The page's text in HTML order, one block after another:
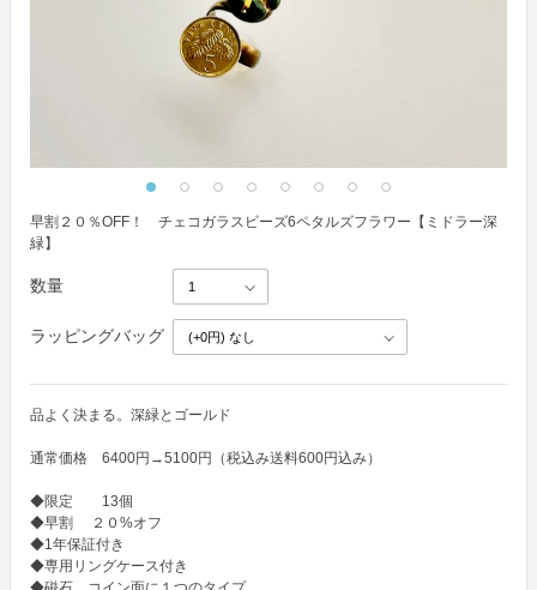
早割２０％OFF！ チェコガラスビーズ6ペタルズフラワー【ミドラー深
緑】
数量
ラッピングバッグ
品よく決まる。深緑とゴールド
通常価格　6400円→5100円（税込み送料600円込み）
◆限定　　13個
◆早割　 ２０%オフ
◆1年保証付き
◆専用リングケース付き